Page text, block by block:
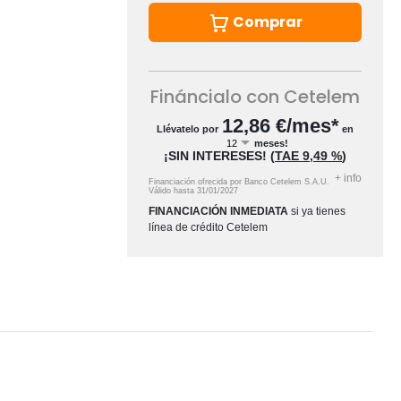
Comprar
Fináncialo con Cetelem
Llévatelo por 12,86 €/mes* en
meses!
¡SIN INTERESES!(TAE9,49 %)
Financiación ofrecida por Banco Cetelem S.A.U.
Válido hasta31/01/2027
+ info
FINANCIACIÓN INMEDIATA si ya tienes
línea de crédito Cetelem